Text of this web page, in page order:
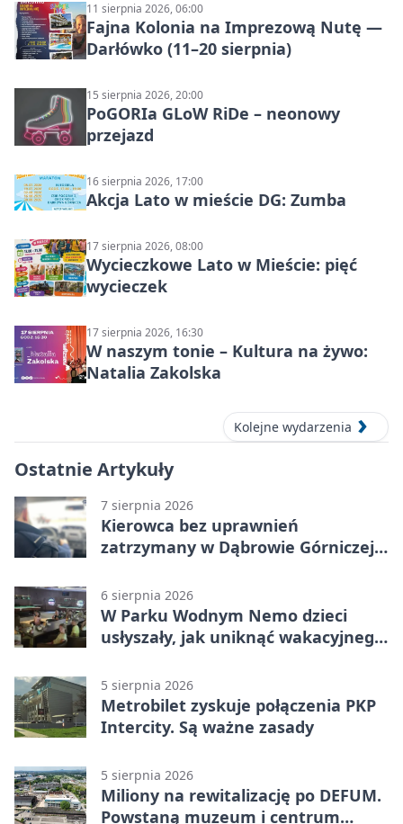
11 sierpnia 2026, 06:00
Fajna Kolonia na Imprezową Nutę —
Darłówko (11–20 sierpnia)
15 sierpnia 2026, 20:00
PoGORIa GLoW RiDe – neonowy
przejazd
16 sierpnia 2026, 17:00
Akcja Lato w mieście DG: Zumba
17 sierpnia 2026, 08:00
Wycieczkowe Lato w Mieście: pięć
wycieczek
17 sierpnia 2026, 16:30
W naszym tonie – Kultura na żywo:
Natalia Zakolska
Kolejne wydarzenia
Ostatnie Artykuły
7 sierpnia 2026
Kierowca bez uprawnień
zatrzymany w Dąbrowie Górniczej.
6 sierpnia 2026
W Parku Wodnym Nemo dzieci
usłyszały, jak uniknąć wakacyjnego
5 sierpnia 2026
Metrobilet zyskuje połączenia PKP
Intercity. Są ważne zasady
5 sierpnia 2026
Miliony na rewitalizację po DEFUM.
Powstaną muzeum i centrum